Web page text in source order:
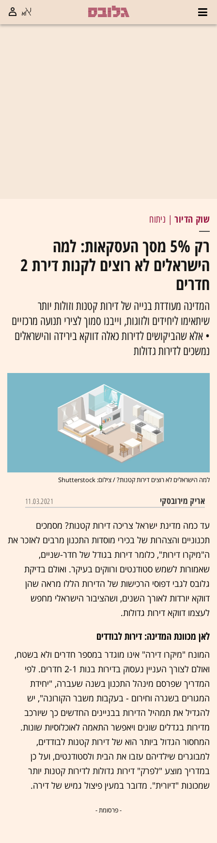
שוק הדיור| ניתוח
רק 5% מסך העסקאות: למה
הישראלים לא רוצים לקנות דירת 2
חדרים
המדינה מעודדת בנייה של דירות קטנות וזולות יותר
שיתאימו ליחידים ולזוגות, וייבנו סמוך לצירי תנועה מרכזיים
• אלא שהביקושים לדירות כאלה דווקא בירידה והישראלים
נמשכים לדירות גדולות
למה הישראלים לא רוצים דירות קטנות? / צילום: Shutterstock
אריק מירובסקי 11.03.2021
עד כמה מדינת ישראל צריכה דירות קטנות? מסמכים
תכנוניים והצהרות של בכירי מוסדות התכנון מרבים לאזכר את
ה"מיקרו דירות", כלומר דירות בגודל של חדר-שניים,
שאמורות לשמש סטודנטים ורווקים בעיקר. ואולם בדיקת
גלובס לגבי דפוסי הרכישות של הדירות הללו מראה שהן
דווקא יורדות לאורך השנים, ושהציבור הישראלי מחפש
לעצמו דווקא דירות גדולות.
לאן מכוונת המדינה: דירות לבודדים
המונח "מיקרו דירה" אינו מוגדר במספר חדרים ולא בשטח,
ואולם לצורך העניין נעסוק בדירות בנות 2-1 חדרים. לפי
המדריך שפרסם מינהל התכנון בשנה שעברה, "יחידת
המגורים בשגרה וחירום - בעקבות משבר הקורונה", יש
להגדיל את תמהיל הדירות בבניינים החדשים כך שיורכב
מדירות בגדלים שונים ויאפשר התאמה לאוכלוסיות שונות.
המחסור הגדול ביותר הוא של דירות קטנות לבודדים,
למבוגרים שילדיהם עזבו את הבית ולסטודנטים, ועל כן
במדריך מוצע "לפרק" דירות גדולות לדירות קטנות יותר
שמכונות "דיורית". מדובר במעין פיצול גמיש של דירה.
- פרסומת -